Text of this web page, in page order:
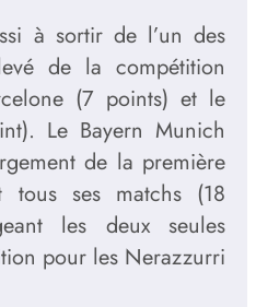
à sortir de l’un des
de la compétition
(7 points) et le
Le Bayern Munich
de la première
tous ses matchs (18
les deux seules
pour les Nerazzurri